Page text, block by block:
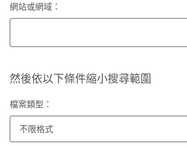
網站或網域：
然後依以下條件縮小搜尋範圍
檔案類型：
不限格式